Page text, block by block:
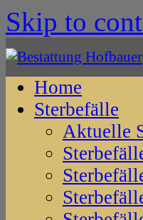
Skip to
Home
Sterbefälle
Aktuelle